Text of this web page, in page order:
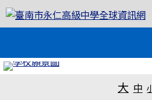
跳至主內容區
臺南市永仁高級中學
大 中